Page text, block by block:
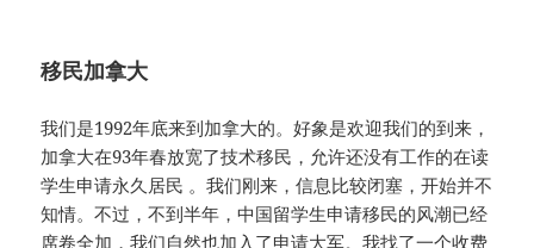
移民加拿大
我们是1992年底来到加拿大的。好象是欢迎我们的到来，
加拿大在93年春放宽了技术移民，允许还没有工作的在读
学生申请永久居民 。我们刚来，信息比较闭塞，开始并不
知情。不过，不到半年，中国留学生申请移民的风潮已经
席卷全加，我们自然也加入了申请大军。我找了一个收费